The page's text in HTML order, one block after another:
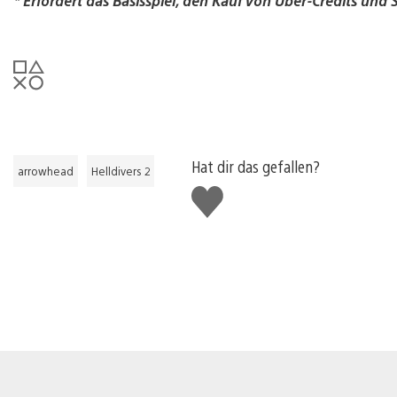
arrowhead Helldivers 2
Hat dir das gefallen?
Gefällt
mir